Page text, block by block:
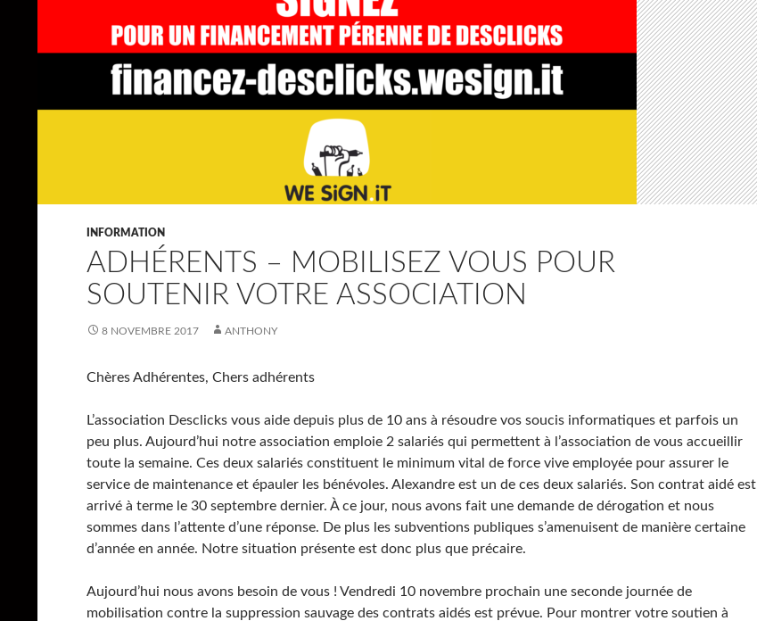
INFORMATION
ADHÉRENTS – MOBILISEZ VOUS POUR
SOUTENIR VOTRE ASSOCIATION
8 NOVEMBRE 2017 ANTHONY
Chères Adhérentes, Chers adhérents
L’association Desclicks vous aide depuis plus de 10 ans à résoudre vos soucis informatiques et parfois un
peu plus. Aujourd’hui notre association emploie 2 salariés qui permettent à l’association de vous accueillir
toute la semaine. Ces deux salariés constituent le minimum vital de force vive employée pour assurer le
service de maintenance et épauler les bénévoles. Alexandre est un de ces deux salariés. Son contrat aidé est
arrivé à terme le 30 septembre dernier. À ce jour, nous avons fait une demande de dérogation et nous
sommes dans l’attente d’une réponse. De plus les subventions publiques s’amenuisent de manière certaine
d’année en année. Notre situation présente est donc plus que précaire.
Aujourd’hui nous avons besoin de vous ! Vendredi 10 novembre prochain une seconde journée de
mobilisation contre la suppression sauvage des contrats aidés est prévue. Pour montrer votre soutien à